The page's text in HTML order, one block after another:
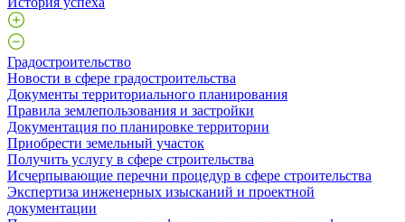
Градостроительство
Новости в сфере градостроительства
Документы территориального планирования
Правила землепользования и застройки
Документация по планировке территории
Приобрести земельный участок
Получить услугу в сфере строительства
Исчерпывающие перечни процедур в сфере строительства
Экспертиза инженерных изысканий и проектной
документации